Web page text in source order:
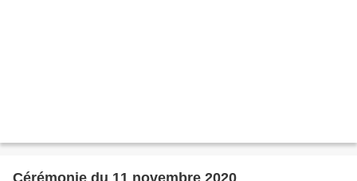
Cérémonie du 11 novembre 2020